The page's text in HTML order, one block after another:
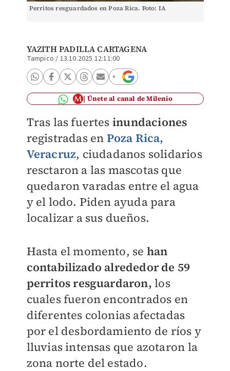
Perritos resguardados en Poza Rica. Foto: IA
YAZITH PADILLA CARTAGENA
Tampico / 13.10.2025 12:11:00
Únete al canal de Milenio
Tras las fuertes inundaciones
registradas en Poza Rica,
Veracruz, ciudadanos solidarios
resctaron a las mascotas que
quedaron varadas entre el agua
y el lodo. Piden ayuda para
localizar a sus dueños.
Hasta el momento, se han
contabilizado alrededor de 59
perritos resguardaron,los
cuales fueron encontrados en
diferentes colonias afectadas
por el desbordamiento de ríos y
lluvias intensas que azotaron la
zona norte del estado.